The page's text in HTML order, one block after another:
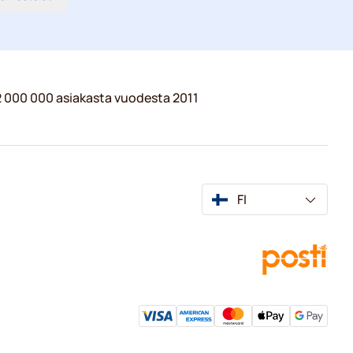
000 000 asiakasta vuodesta 2011
FI